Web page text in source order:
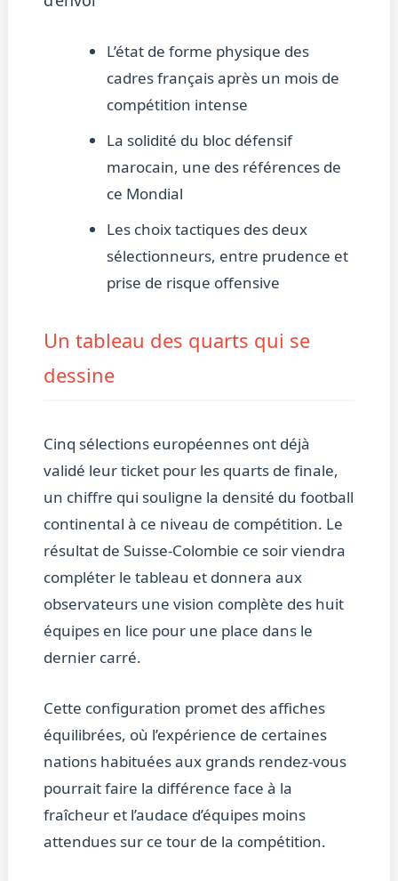
L’état de forme physique des
cadres français après un mois de
compétition intense
La solidité du bloc défensif
marocain, une des références de
ce Mondial
Les choix tactiques des deux
sélectionneurs, entre prudence et
prise de risque offensive
Un tableau des quarts qui se
dessine
Cinq sélections européennes ont déjà
validé leur ticket pour les quarts de finale,
un chiffre qui souligne la densité du football
continental à ce niveau de compétition. Le
résultat de Suisse-Colombie ce soir viendra
compléter le tableau et donnera aux
observateurs une vision complète des huit
équipes en lice pour une place dans le
dernier carré.
Cette configuration promet des affiches
équilibrées, où l’expérience de certaines
nations habituées aux grands rendez-vous
pourrait faire la différence face à la
fraîcheur et l’audace d’équipes moins
attendues sur ce tour de la compétition.